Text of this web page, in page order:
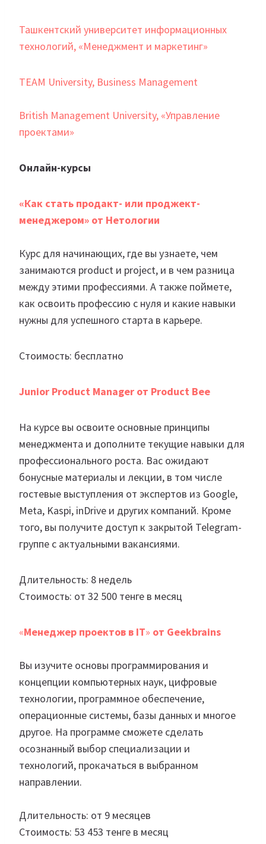
Ташкентский университет информационных
технологий, «Менеджмент и маркетинг»
TEAM University, Business Management
British Management University, «Управление
проектами»
Онлайн-курсы
«Как стать продакт- или проджект-
менеджером» от Нетологии
Курс для начинающих, где вы узнаете, чем
занимаются product и project, и в чем разница
между этими профессиями. А также поймете,
как освоить профессию с нуля и какие навыки
нужны для успешного старта в карьере.
Стоимость: бесплатно
Junior Product Manager от Product Bee
На курсе вы освоите основные принципы
менеджмента и дополните текущие навыки для
профессионального роста. Вас ожидают
бонусные материалы и лекции, в том числе
гостевые выступления от экспертов из Google,
Meta, Kaspi, inDrive и других компаний. Кроме
того, вы получите доступ к закрытой Telegram-
группе с актуальными вакансиями.
Длительность: 8 недель
Стоимость: от 32 500 тенге в месяц
«Менеджер проектов в IT» от Geekbrains
Вы изучите основы программирования и
концепции компьютерных наук, цифровые
технологии, программное обеспечение,
операционные системы, базы данных и многое
другое. На программе сможете сделать
осознанный выбор специализации и
технологий, прокачаться в выбранном
направлении.
Длительность: от 9 месяцев
Стоимость: 53 453 тенге в месяц